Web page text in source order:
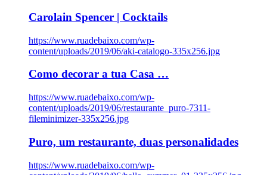
Carolain Spencer | Cocktails
https://www.ruadebaixo.com/wp-
content/uploads/2019/06/aki-catalogo-335x256.jpg
Como decorar a tua Casa …
https://www.ruadebaixo.com/wp-
content/uploads/2019/06/restaurante_puro-7311-
fileminimizer-335x256.jpg
Puro, um restaurante, duas personalidades
https://www.ruadebaixo.com/wp-